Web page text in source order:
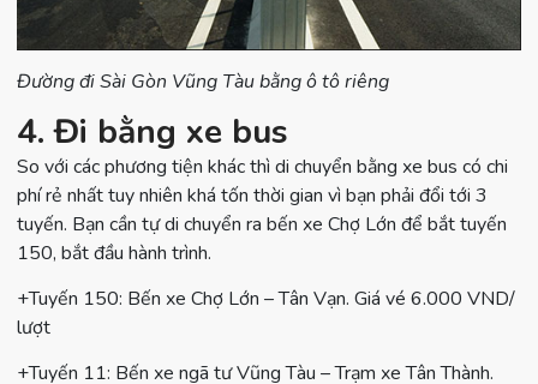
Đường đi Sài Gòn Vũng Tàu bằng ô tô riêng
4. Đi bằng xe bus
So với các phương tiện khác thì di chuyển bằng xe bus có chi
phí rẻ nhất tuy nhiên khá tốn thời gian vì bạn phải đổi tới 3
tuyến. Bạn cần tự di chuyển ra bến xe Chợ Lớn để bắt tuyến
150, bắt đầu hành trình.
+Tuyến 150: Bến xe Chợ Lớn – Tân Vạn. Giá vé 6.000 VND/
lượt
+Tuyến 11: Bến xe ngã tư Vũng Tàu – Trạm xe Tân Thành.